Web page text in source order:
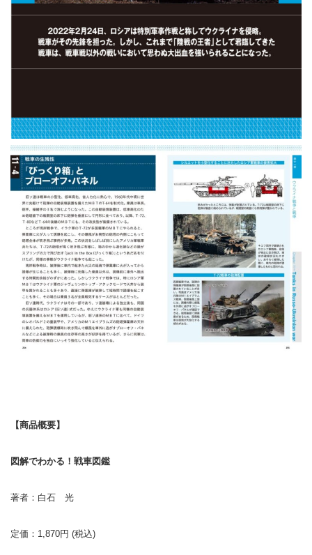
【商品概要】
図解でわかる！戦車図鑑
著者：白石 光
定価：1,870円 (税込)